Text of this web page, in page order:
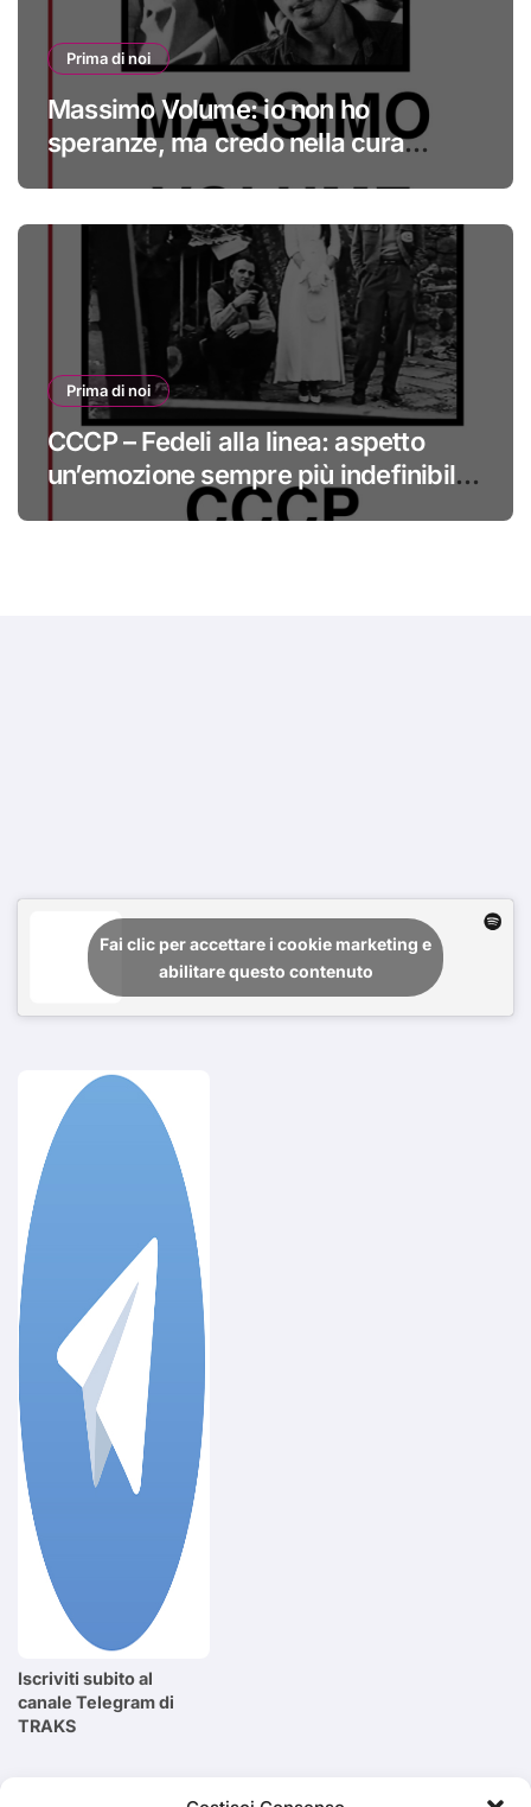
Prima di noi
Massimo Volume: io non ho
speranze, ma credo nella cura
Prima di noi
CCCP – Fedeli alla linea: aspetto
un’emozione sempre più indefinibile
#primadinoi
Fai clic per accettare i cookie marketing e
abilitare questo contenuto
Iscriviti subito al
canale Telegram di
TRAKS